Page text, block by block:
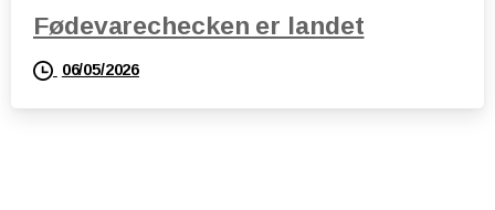
Fødevarechecken er landet
06/05/2026